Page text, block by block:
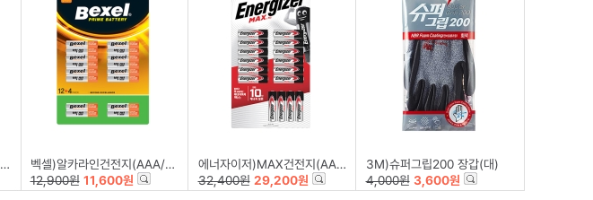
벡셀)알카라인건전지(AAA/12+4)
12,900원 11,600원
에너자이저)MAX건전지(AA/B12+4)
32,400원 29,200원
3M)슈퍼그립200 장갑(대)
4,000원 3,600원